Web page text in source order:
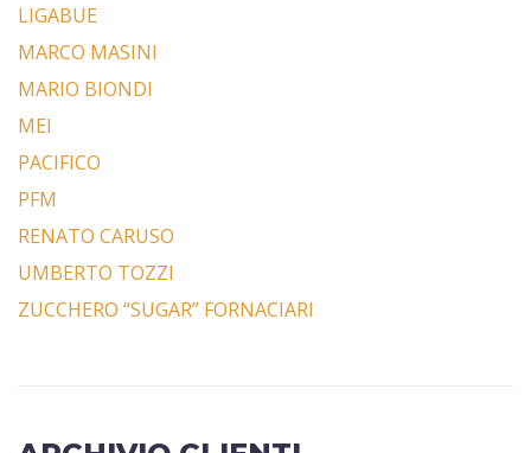
LIGABUE
MARCO MASINI
MARIO BIONDI
MEI
PACIFICO
PFM
RENATO CARUSO
UMBERTO TOZZI
ZUCCHERO “SUGAR” FORNACIARI